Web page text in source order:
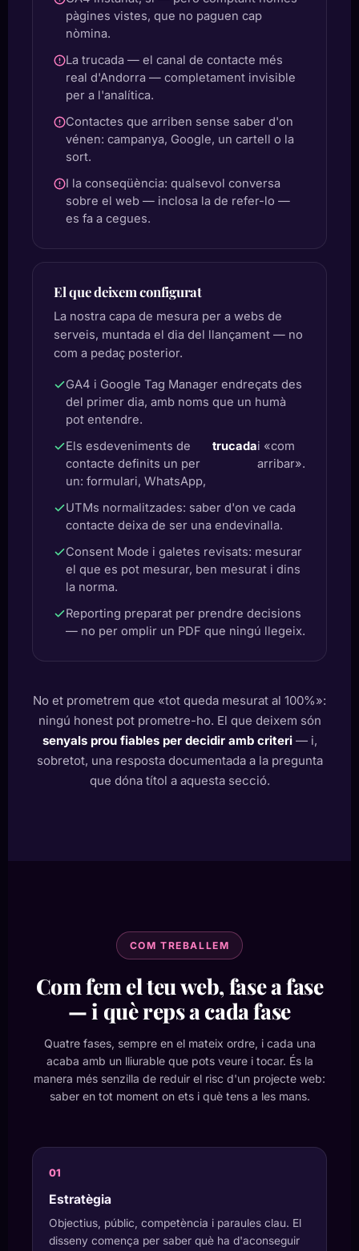
pàgines vistes, que no paguen cap
nòmina.
La trucada — el canal de contacte més
real d'Andorra — completament invisible
per a l'analítica.
Contactes que arriben sense saber d'on
vénen: campanya, Google, un cartell o la
sort.
I la conseqüència: qualsevol conversa
sobre el web — inclosa la de refer-lo —
es fa a cegues.
El que deixem configurat
La nostra capa de mesura per a webs de
serveis, muntada el dia del llançament — no
com a pedaç posterior.
GA4 i Google Tag Manager endreçats des
del primer dia, amb noms que un humà
pot entendre.
Els esdeveniments de
contacte definits un per
un: formulari, WhatsApp,
trucadai «com
arribar».
UTMs normalitzades: saber d'on ve cada
contacte deixa de ser una endevinalla.
Consent Mode i galetes revisats: mesurar
el que es pot mesurar, ben mesurat i dins
la norma.
Reporting preparat per prendre decisions
— no per omplir un PDF que ningú llegeix.
No et prometrem que «tot queda mesurat al 100%»:
ningú honest pot prometre-ho. El que deixem són
senyals prou fiables per decidir amb criteri— i,
sobretot, una resposta documentada a la pregunta
que dóna títol a aquesta secció.
COM TREBALLEM
Com fem el teu web, fase a fase
— i què reps a cada fase
Quatre fases, sempre en el mateix ordre, i cada una
acaba amb un lliurable que pots veure i tocar. És la
manera més senzilla de reduir el risc d'un projecte web:
saber en tot moment on ets i què tens a les mans.
Estratègia
Objectius, públic, competència i paraules clau. El
disseny comença per saber què ha d'aconseguir